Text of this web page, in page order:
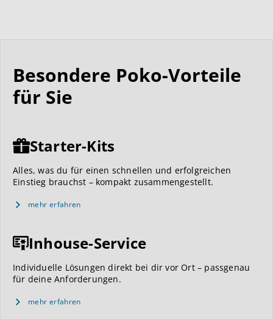
Besondere Poko-Vorteile
für Sie
Starter-Kits
Alles, was du für einen schnellen und erfolgreichen
Einstieg brauchst – kompakt zusammengestellt.
mehr erfahren
Inhouse-Service
Individuelle Lösungen direkt bei dir vor Ort – passgenau
für deine Anforderungen.
mehr erfahren